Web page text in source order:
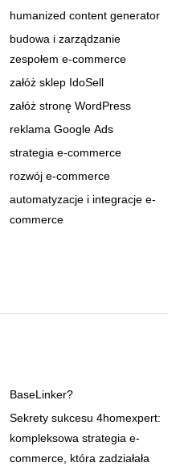
humanized content generator
budowa i zarządzanie
zespołem e-commerce
załóż sklep IdoSell
załóż stronę WordPress
reklama Google Ads
strategia e-commerce
rozwój e-commerce
automatyzacje i integracje e-
commerce
BaseLinker?
Sekrety sukcesu 4homexpert:
kompleksowa strategia e-
commerce, która zadziałała